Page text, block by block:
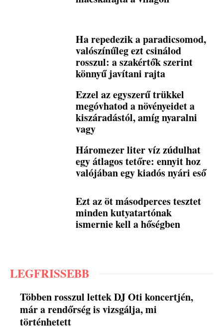
Ha repedezik a paradicsomod,
valószínűleg ezt csinálod
rosszul: a szakértők szerint
könnyű javítani rajta
Ezzel az egyszerű trükkel
megóvhatod a növényeidet a
kiszáradástól, amíg nyaralni
vagy
Háromezer liter víz zúdulhat
egy átlagos tetőre: ennyit hoz
valójában egy kiadós nyári eső
Ezt az öt másodperces tesztet
minden kutyatartónak
ismernie kell a hőségben
LEGFRISSEBB
Többen rosszul lettek DJ Oti koncertjén,
már a rendőrség is vizsgálja, mi
történhetett